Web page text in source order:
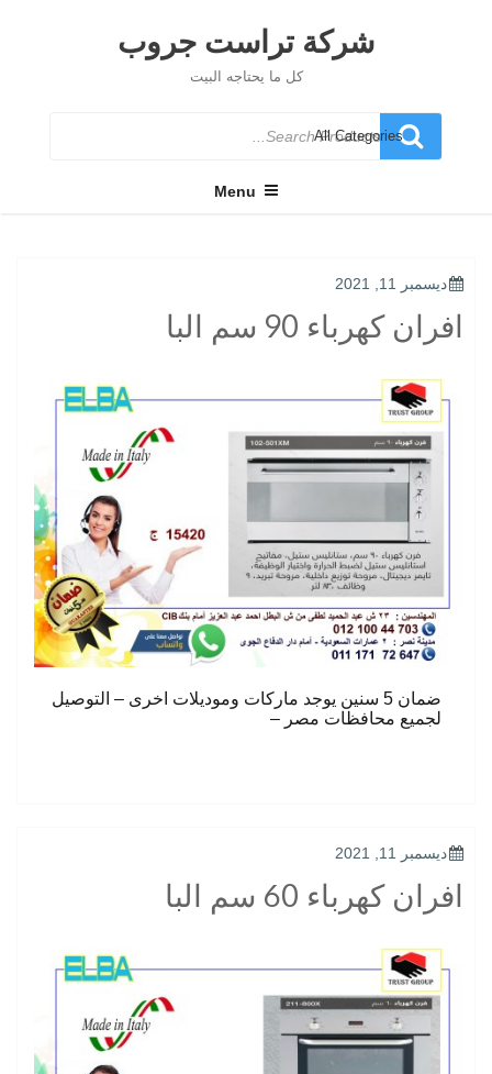
شركة تراست جروب
كل ما يحتاجه البيت
Search
for
Menu
POSTED
ديسمبر 11, 2021
افران كهرباء 90 سم البا
ضمان 5 سنين يوجد ماركات وموديلات اخرى – التوصيل
لجميع محافظات مصر –
POSTED
ديسمبر 11, 2021
افران كهرباء 60 سم البا